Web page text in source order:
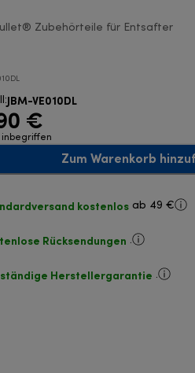
Zubehörteile für Entsafter
:JBM-VE010DL
€
inbegriffen
Zum Warenkorb
kostenlos ab 49 €
Rücksendungen .
Herstellergarantie .